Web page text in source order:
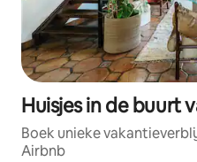
Huisjes in de buurt
Boek unieke
Airbnb